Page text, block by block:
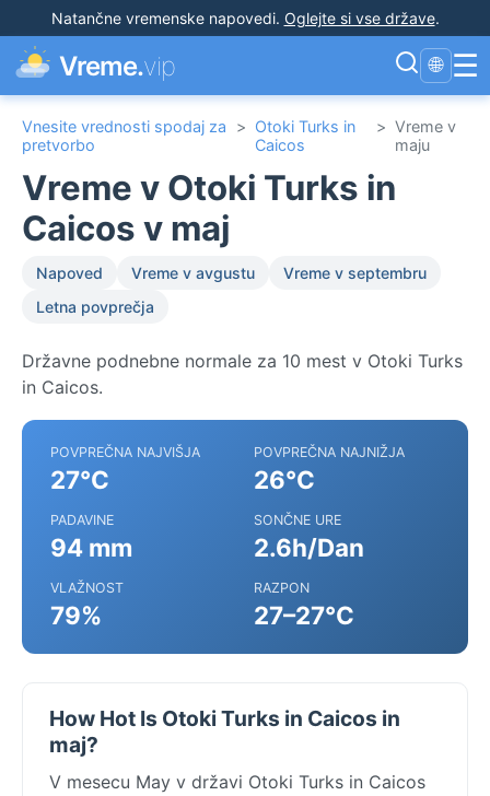
Natančne vremenske napovedi. Oglejte si vse države.
Vreme.vip 🌐 ☰
Vnesite vrednosti spodaj za
pretvorbo
> Otoki Turks in
Caicos
> Vreme v
maju
Vreme v Otoki Turks in
Caicos v maj
Napoved Vreme v avgustu
Vreme v septembru
Letna povprečja
Državne podnebne normale za 10 mest v Otoki Turks
in Caicos.
POVPREČNA NAJVIŠJA
27°C
POVPREČNA NAJNIŽJA
26°C
PADAVINE
94 mm
SONČNE URE
2.6h/Dan
VLAŽNOST
79%
RAZPON
27–27°C
How Hot Is Otoki Turks in Caicos in
maj?
V mesecu May v državi Otoki Turks in Caicos